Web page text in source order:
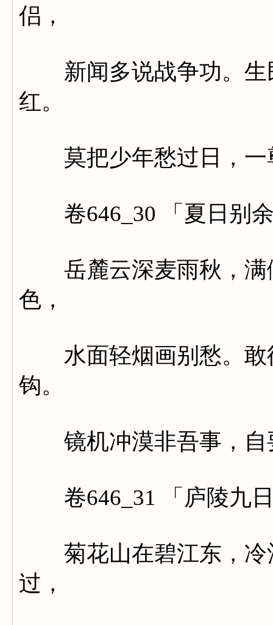
侣，
新闻多说战争功。生
红。
莫把少年愁过日，一
卷646_30 「夏日别余
岳麓云深麦雨秋，满
色，
水面轻烟画别愁。敢
钩。
镜机冲漠非吾事，自
卷646_31 「庐陵九
菊花山在碧江东，冷
过，